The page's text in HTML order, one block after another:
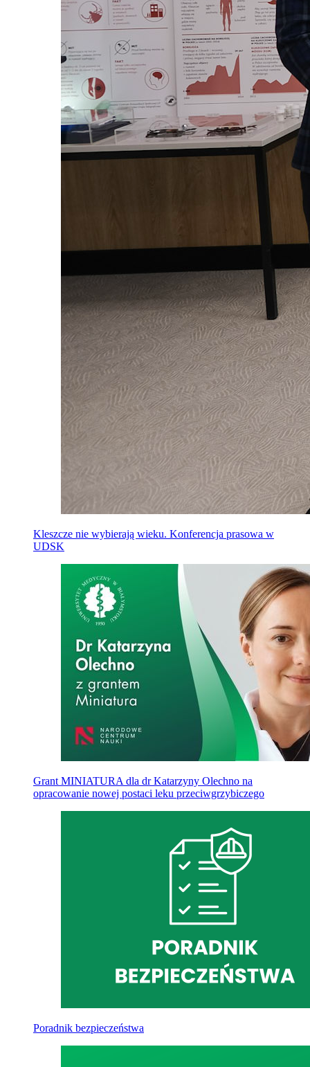
Kleszcze nie wybierają wieku. Konferencja prasowa w
UDSK
Grant MINIATURA dla dr Katarzyny Olechno na
opracowanie nowej postaci leku przeciwgrzybiczego
Poradnik bezpieczeństwa